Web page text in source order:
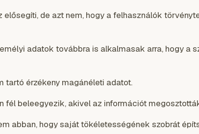
de azt nem, hogy a felhasználók
adatok továbbra is alkalmasak arra, hogy a
tartó érzékeny magánéleti adatot.
fél beleegyezik, akivel az információt
abban, hogy saját tökéletességének szobrát